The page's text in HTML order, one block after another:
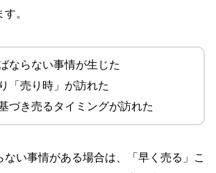
。
ならない事情が生じた
「売り時」が訪れた
づき売るタイミングが訪れた
ない事情がある場合は、「早く売る」こ